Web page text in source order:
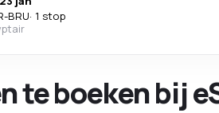
-BRU· 1 stop
te boeken bij